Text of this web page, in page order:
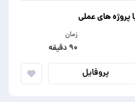
های عملی
زمان
۹۰ دقیقه
پروفایل